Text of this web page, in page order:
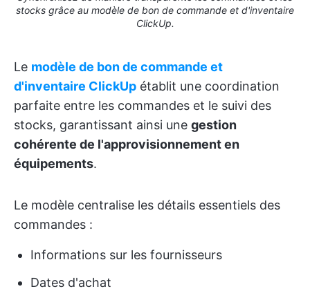
stocks grâce au modèle de bon de commande et d'inventaire
ClickUp.
Le modèle de bon de commande et
d'inventaire ClickUp établit une coordination
parfaite entre les commandes et le suivi des
stocks, garantissant ainsi une gestion
cohérente de l'approvisionnement en
équipements.
Le modèle centralise les détails essentiels des
commandes :
Informations sur les fournisseurs
Dates d'achat